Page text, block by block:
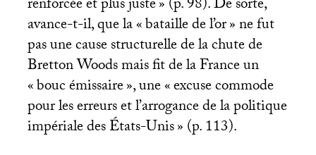
renforcée et plus juste» (p. 98). De sorte,
avance-t-il, que la «bataille de l’or» ne fut
pas une cause structurelle de la chute de
Bretton Woods mais fit de la France un
«bouc émissaire», une «excuse commode
pour les erreurs et l’arrogance de la politique
impériale des États-Unis» (p. 113).